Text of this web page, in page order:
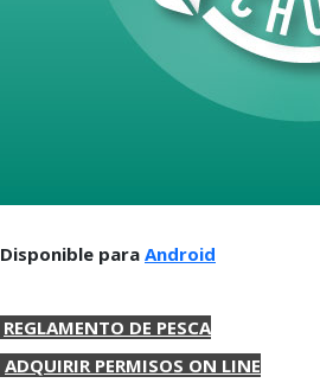
Disponible para Android
REGLAMENTO DE PESCA
ADQUIRIR PERMISOS ON LINE